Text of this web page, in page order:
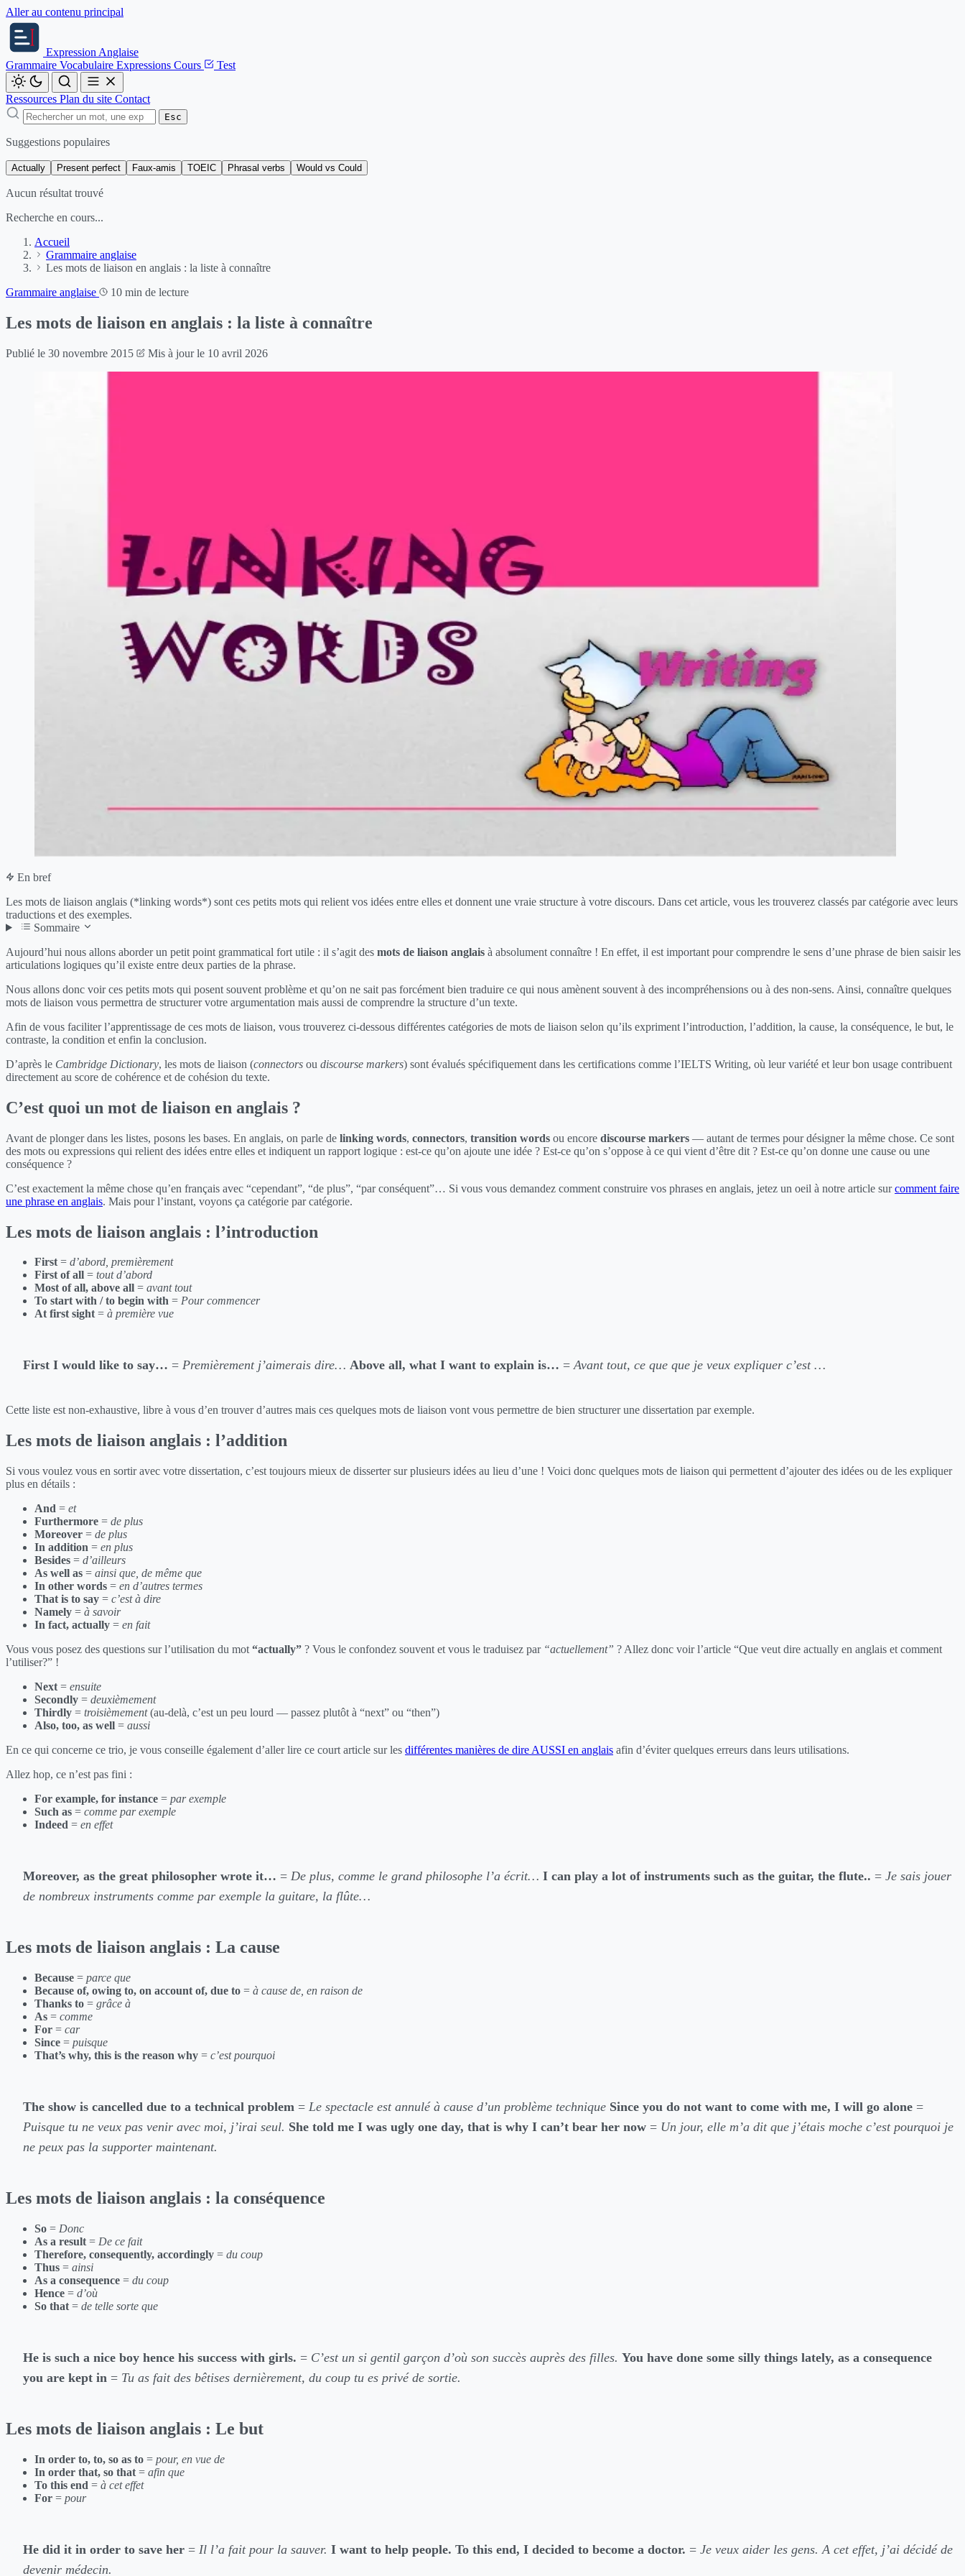
Aller au contenu principal
Expression Anglaise
Grammaire Vocabulaire Expressions Cours Test
Ressources Plan du site Contact
Esc
Suggestions populaires
Actually Present perfect Faux-amis TOEIC Phrasal verbs Would vs Could
Aucun résultat trouvé
Recherche en cours...
Accueil
Grammaire anglaise
Les mots de liaison en anglais : la liste à connaître
Grammaire anglaise
10 min de lecture
Les mots de liaison en anglais : la liste à connaître
Publié le 30 novembre 2015 Mis à jour le 10 avril 2026
En bref
Les mots de liaison anglais (*linking words*) sont ces petits mots qui relient vos idées entre elles et donnent une vraie structure à votre discours. Dans cet article, vous les trouverez classés par catégorie avec leurs
traductions et des exemples.
Sommaire
Aujourd’hui nous allons aborder un petit point grammatical fort utile : il s’agit des mots de liaison anglais à absolument connaître ! En effet, il est important pour comprendre le sens d’une phrase de bien saisir les
articulations logiques qu’il existe entre deux parties de la phrase.
Nous allons donc voir ces petits mots qui posent souvent problème et qu’on ne sait pas forcément bien traduire ce qui nous amènent souvent à des incompréhensions ou à des non-sens. Ainsi, connaître quelques
mots de liaison vous permettra de structurer votre argumentation mais aussi de comprendre la structure d’un texte.
Afin de vous faciliter l’apprentissage de ces mots de liaison, vous trouverez ci-dessous différentes catégories de mots de liaison selon qu’ils expriment l’introduction, l’addition, la cause, la conséquence, le but, le
contraste, la condition et enfin la conclusion.
D’après le Cambridge Dictionary, les mots de liaison (connectors ou discourse markers) sont évalués spécifiquement dans les certifications comme l’IELTS Writing, où leur variété et leur bon usage contribuent
directement au score de cohérence et de cohésion du texte.
C’est quoi un mot de liaison en anglais ?
Avant de plonger dans les listes, posons les bases. En anglais, on parle de linking words, connectors, transition words ou encore discourse markers — autant de termes pour désigner la même chose. Ce sont
des mots ou expressions qui relient des idées entre elles et indiquent un rapport logique : est-ce qu’on ajoute une idée ? Est-ce qu’on s’oppose à ce qui vient d’être dit ? Est-ce qu’on donne une cause ou une
conséquence ?
C’est exactement la même chose qu’en français avec “cependant”, “de plus”, “par conséquent”… Si vous vous demandez comment construire vos phrases en anglais, jetez un oeil à notre article surcomment faire
une phrase en anglais. Mais pour l’instant, voyons ça catégorie par catégorie.
Les mots de liaison anglais : l’introduction
First= d’abord, premièrement
First of all = tout d’abord
Most of all, above all = avant tout
To start with / to begin with = Pour commencer
At first sight= à première vue
First I would like to say… = Premièrement j’aimerais dire… Above all, what I want to explain is… =Avant tout, ce que que je veux expliquer c’est …
Cette liste est non-exhaustive, libre à vous d’en trouver d’autres mais ces quelques mots de liaison vont vous permettre de bien structurer une dissertation par exemple.
Les mots de liaison anglais : l’addition
Si vous voulez vous en sortir avec votre dissertation, c’est toujours mieux de disserter sur plusieurs idées au lieu d’une ! Voici donc quelques mots de liaison qui permettent d’ajouter des idées ou de les expliquer
plus en détails :
And = et
Furthermore = de plus
Moreover = de plus
In addition = en plus
Besides = d’ailleurs
As well as = ainsi que, de même que
In other words = en d’autres termes
That is to say = c’est à dire
Namely = à savoir
In fact, actually = en fait
Vous vous posez des questions sur l’utilisation du mot “actually” ? Vous le confondez souvent et vous le traduisez par “actuellement” ? Allez donc voir l’article “Que veut dire actually en anglais et comment
l’utiliser?” !
Next = ensuite
Secondly = deuxièmement
Thirdly = troisièmement(au-delà, c’est un peu lourd — passez plutôt à “next” ou “then”)
Also, too, as well = aussi
En ce qui concerne ce trio, je vous conseille également d’aller lire ce court article sur les différentes manières de dire AUSSI en anglais afin d’éviter quelques erreurs dans leurs utilisations.
Allez hop, ce n’est pas fini :
For example, for instance = par exemple
Such as = comme par exemple
Indeed = en effet
Moreover, as the great philosopher wrote it… = De plus, comme le grand philosophe l’a écrit… I can play a lot of instruments such as the guitar, the flute.. = Je sais jouer
de nombreux instruments comme par exemple la guitare, la flûte…
Les mots de liaison anglais : La cause
Because = parce que
Because of, owing to, on account of, due to = à cause de, en raison de
Thanks to = grâce à
As = comme
For = car
Since = puisque
That’s why, this is the reason why = c’est pourquoi
The show is cancelled due to a technical problem = Le spectacle est annulé à cause d’un problème technique Since you do not want to come with me, I will go alone =
Puisque tu ne veux pas venir avec moi, j’irai seul. She told me I was ugly one day, that is why I can’t bear her now = Un jour, elle m’a dit que j’étais moche c’est pourquoi je
ne peux pas la supporter maintenant.
Les mots de liaison anglais : la conséquence
So = Donc
As a result = De ce fait
Therefore, consequently, accordingly = du coup
Thus = ainsi
As a consequence = du coup
Hence = d’où
So that = de telle sorte que
He is such a nice boy hence his success with girls. = C’est un si gentil garçon d’où son succès auprès des filles. You have done some silly things lately, as a consequence
you are kept in = Tu as fait des bêtises dernièrement, du coup tu es privé de sortie.
Les mots de liaison anglais : Le but
In order to, to, so as to = pour, en vue de
In order that, so that = afin que
To this end = à cet effet
For = pour
He did it in order to save her = Il l’a fait pour la sauver. I want to help people. To this end, I decided to become a doctor. = Je veux aider les gens. A cet effet, j’ai décidé de
devenir médecin.